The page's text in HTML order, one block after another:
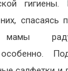
спасаясь
мамы